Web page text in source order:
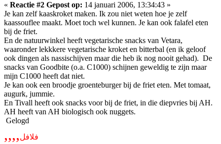
« Reactie #2 Gepost op: 14 januari 2006, 13:34:43 »
Je kan zelf kaaskroket maken. Ik zou niet weten hoe je zelf
kaassouflee maakt. Moet toch wel kunnen. Je kan ook falafel eten
bij de friet.
En de natuurwinkel heeft vegetarische snacks van Vetara,
waaronder lekkkere vegetarische kroket en bitterbal (en ik geloof
ook dingen als nassischijven maar die heb ik nog nooit gehad). De
snacks van Goodbite (o.a. C1000) schijnen geweldig te zijn maar
mijn C1000 heeft dat niet.
Je kan ook een broodje groenteburger bij de friet eten. Met tomaat,
augurk, jummie.
En Tivall heeft ook snacks voor bij de friet, in die diepvries bij AH.
AH heeft van AH biologisch ook nuggets.
Gelogd
,,,,فلافل